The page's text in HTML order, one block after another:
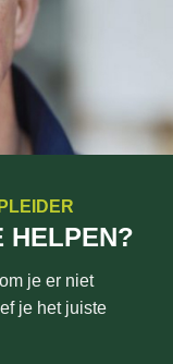
HELPEN?
je er niet
je het juiste